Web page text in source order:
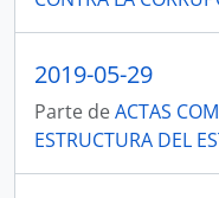
2019-05-29
Parte deACTAS
ESTRUCTURA DEL